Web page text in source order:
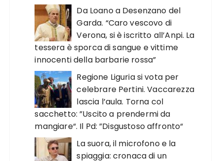
Da Loano a Desenzano del
Garda. “Caro vescovo di
Verona, si è iscritto all’Anpi. La
tessera è sporca di sangue e vittime
innocenti della barbarie rossa”
Regione Liguria si vota per
celebrare Pertini. Vaccarezza
lascia l’aula. Torna col
sacchetto: ”Uscito a prendermi da
mangiare“. Il Pd: ”Disgustoso affronto“
La suora, il microfono e la
spiaggia: cronaca di un